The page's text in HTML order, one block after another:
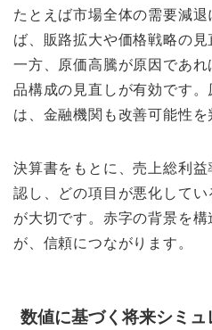
たとえば市場全体の需要減
ば、販路拡大や価格戦略の見
一方、原価高騰が原因であ
品構成の見直しが有効です
は、金融機関も改善可能性を
決算書をもとに、売上総利
認し、どの項目が悪化して
が大切です。赤字の背景を
が、信頼につながります。
数値に基づく将来シミ